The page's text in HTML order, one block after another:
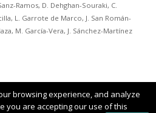
Ramos, D. Dehghan-Souraki, C.
, L. Garrote de Marco, J. San Román-
, M. García-Vera, J. Sánchez-Martínez
Terms of service
browsing experience, and analyze
you are accepting our use of this